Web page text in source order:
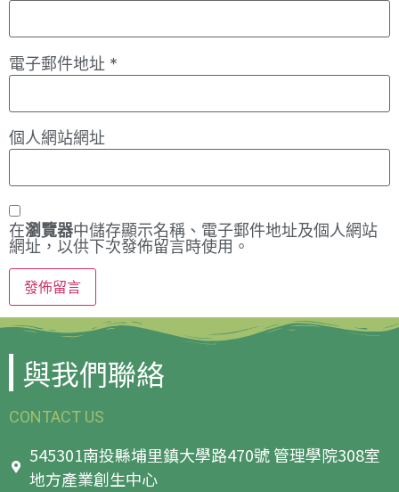
電子郵件地址 *
個人網站網址
在瀏覽器中儲存顯示名稱、電子郵件地址及個人網站
網址，以供下次發佈留言時使用。
與我們聯絡
CONTACT US
545301南投縣埔里鎮大學路470號 管理學院308室
地方產業創生中心